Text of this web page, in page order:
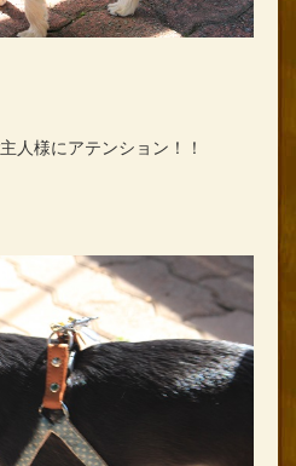
人様にアテンション！！